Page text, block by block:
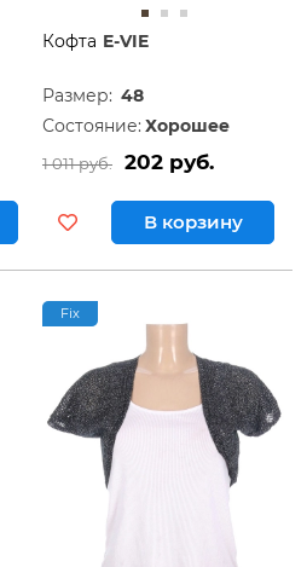
Кофта E-VIE
Размер: 48
Состояние: Хорошее
1 011 руб. 202 руб.
В корзину
Fix